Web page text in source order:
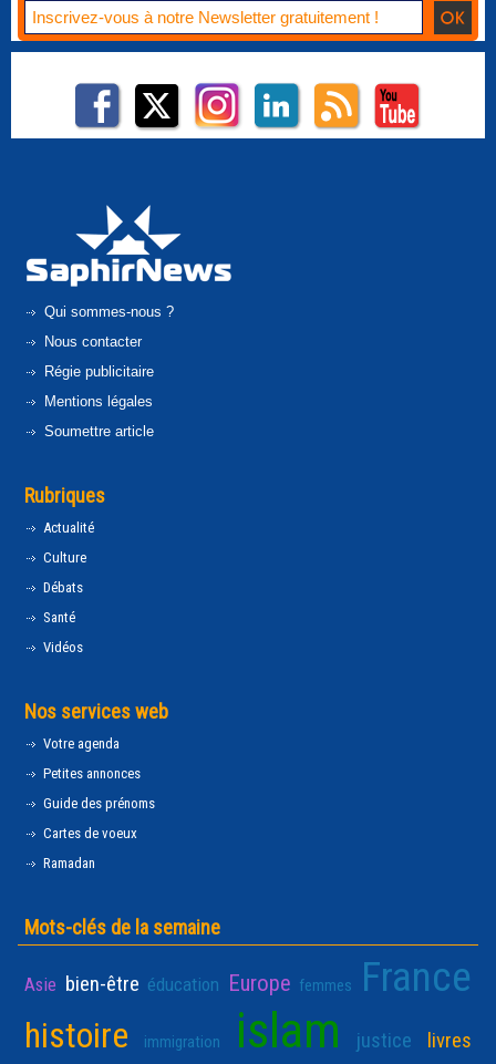
Qui sommes-nous ?
Nous contacter
Régie publicitaire
Mentions légales
Soumettre article
Rubriques
Actualité
Culture
Débats
Santé
Vidéos
Nos services web
Votre agenda
Petites annonces
Guide des prénoms
Cartes de voeux
Ramadan
Mots-clés de la semaine
Asie bien-être éducation Europe femmes France
histoire immigration islam justice livres